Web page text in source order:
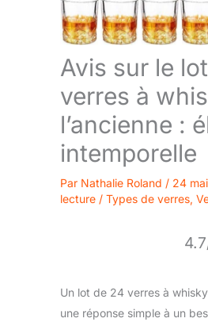
Avis sur le
verres à
l’ancienne :
intemporelle
Par Nathalie Roland / 24
lecture / Types de verres,
Un lot de 24 verres à
une réponse simple à un